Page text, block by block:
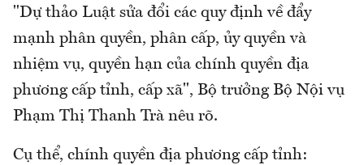
"Dự thảo Luật sửa đổi các quy định về đẩy
mạnh phân quyền, phân cấp, ủy quyền và
nhiệm vụ, quyền hạn của chính quyền địa
phương cấp tỉnh, cấp xã", Bộ trưởng Bộ Nội vụ
Phạm Thị Thanh Trà nêu rõ.
Cụ thể, chính quyền địa phương cấp tỉnh: